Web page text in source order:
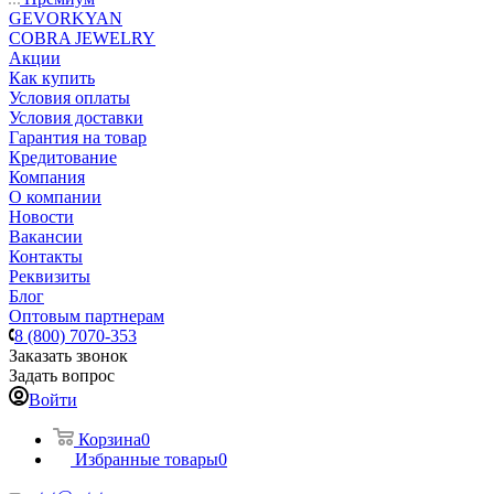
GEVORKYAN
COBRA JEWELRY
Акции
Как купить
Условия оплаты
Условия доставки
Гарантия на товар
Кредитование
Компания
О компании
Новости
Вакансии
Контакты
Реквизиты
Блог
Оптовым партнерам
8 (800) 7070-353
Заказать звонок
Задать вопрос
Войти
Корзина0
Избранные товары0